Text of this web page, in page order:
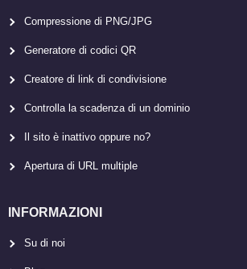
Compressione di PNG/JPG
Generatore di codici QR
Creatore di link di condivisione
Controlla la scadenza di un dominio
Il sito è inattivo oppure no?
Apertura di URL multiple
INFORMAZIONI
Su di noi